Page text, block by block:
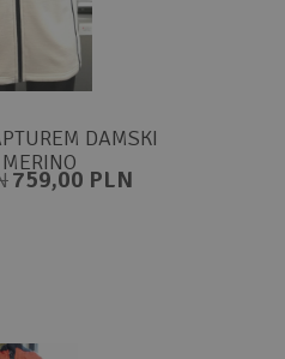
DAMSKI
759,00 PLN